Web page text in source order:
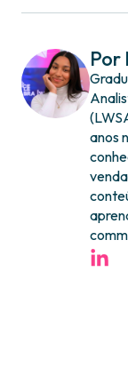
Por
anos